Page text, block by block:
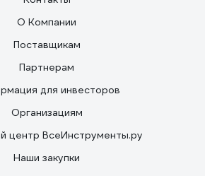
О Компании
Поставщикам
Партнерам
для инвесторов
Организациям
центр ВсеИнструменты.ру
Наши закупки